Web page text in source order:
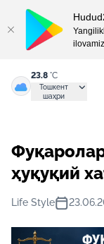
23.8 °C
Тошкент
шаҳри
ҳуқуқий
Life Style